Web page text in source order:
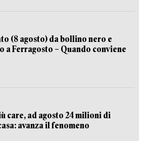
(8 agosto) da bollino nero e
a Ferragosto – Quando conviene
care, ad agosto 24 milioni di
avanza il fenomeno